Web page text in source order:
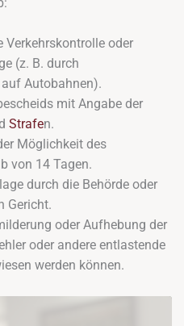
Verkehrskontrolle oder
(z. B. durch
Autobahnen).
mit Angabe der
Strafen.
Möglichkeit des
von 14 Tagen.
durch die Behörde oder
Gericht.
oder Aufhebung der
oder andere entlastende
werden können.